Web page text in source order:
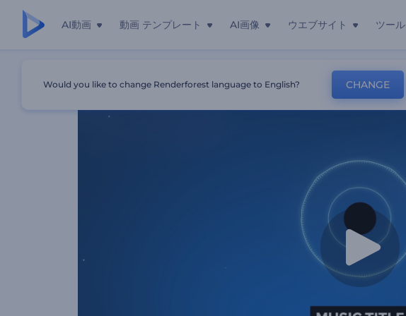
AI動画 動画 テンプレート AI画像 ウエブサイト ツール
Would you like to change Renderforest language to English? CHANGE